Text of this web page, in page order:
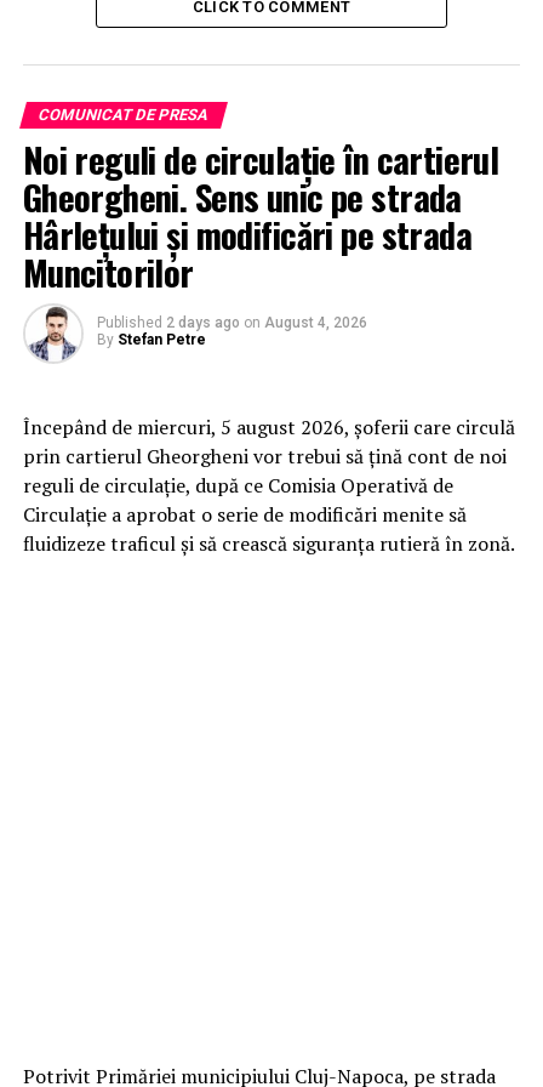
CLICK TO COMMENT
COMUNICAT DE PRESA
Noi reguli de circulație în cartierul
Gheorgheni. Sens unic pe strada
Hârlețului și modificări pe strada
Muncitorilor
Published 2 days ago on August 4, 2026
By Stefan Petre
Începând de miercuri, 5 august 2026, șoferii care circulă
prin cartierul Gheorgheni vor trebui să țină cont de noi
reguli de circulație, după ce Comisia Operativă de
Circulație a aprobat o serie de modificări menite să
fluidizeze traficul și să crească siguranța rutieră în zonă.
Potrivit Primăriei municipiului Cluj-Napoca, pe strada